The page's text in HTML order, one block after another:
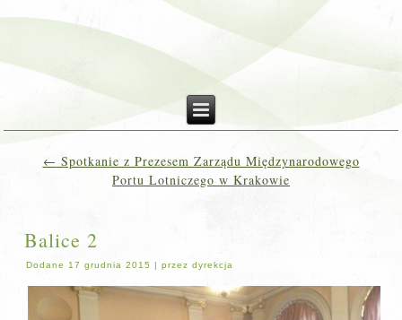
← Spotkanie z Prezesem Zarządu Międzynarodowego
Portu Lotniczego w Krakowie
Balice 2
Dodane 17 grudnia 2015 |przez dyrekcja